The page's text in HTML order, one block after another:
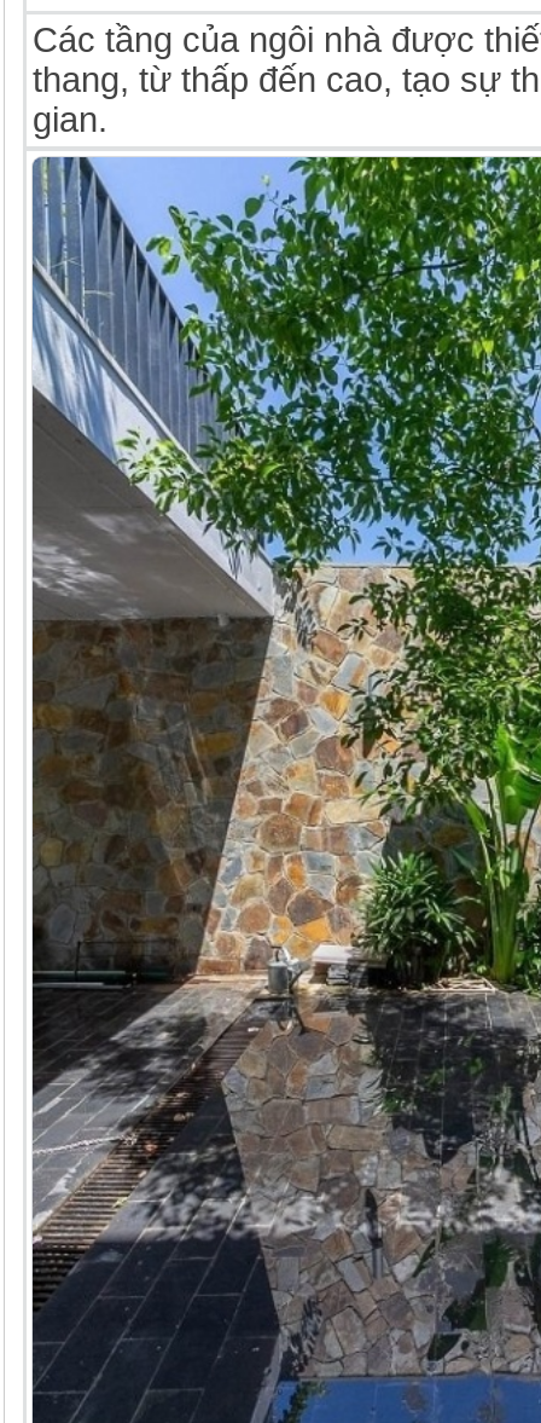
Các tầng của ngôi nhà được
thang, từ thấp đến cao, tạo sự
gian.